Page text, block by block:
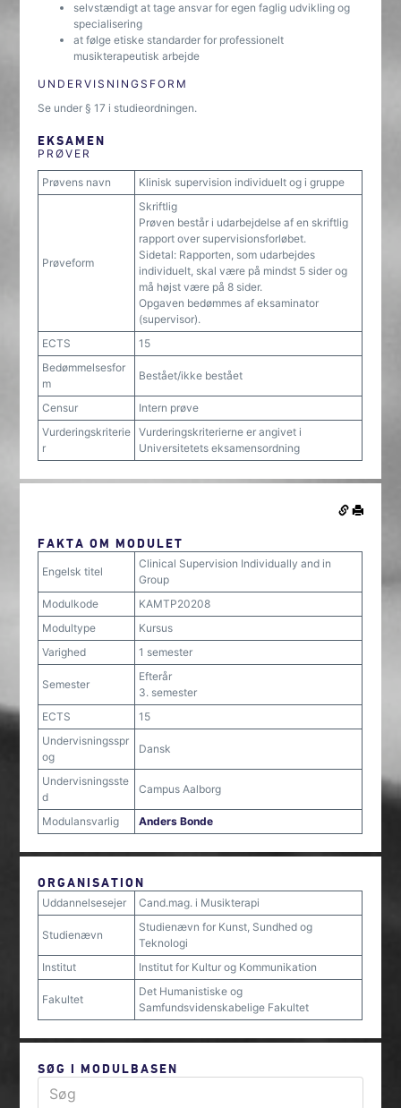
selvstændigt at tage ansvar for egen faglig udvikling og
specialisering
at følge etiske standarder for professionelt
musikterapeutisk arbejde
UNDERVISNINGSFORM
Se under § 17 i studieordningen.
EKSAMEN
PRØVER
Prøvens navn Klinisk supervision individuelt og i gruppe
Prøveform
Skriftlig
Prøven består i udarbejdelse af en skriftlig
rapport over supervisionsforløbet.
Sidetal: Rapporten, som udarbejdes
individuelt, skal være på mindst 5 sider og
må højst være på 8 sider.
Opgaven bedømmes af eksaminator
(supervisor).
ECTS
15
Bedømmelsesfor
m
Bestået/ikke bestået
Censur
Intern prøve
Vurderingskriterie
r
Vurderingskriterierne er angivet i
Universitetets eksamensordning
FAKTA OM MODULET
Engelsk titel
Clinical Supervision Individually and in
Group
Modulkode
KAMTP20208
Modultype
Kursus
Varighed
1 semester
Semester
Efterår
3. semester
ECTS
15
Undervisningsspr
og
Dansk
Undervisningsste
d
Campus Aalborg
Modulansvarlig Anders Bonde
ORGANISATION
Uddannelsesejer Cand.mag. i Musikterapi
Studienævn
Studienævn for Kunst, Sundhed og
Teknologi
Institut
Institut for Kultur og Kommunikation
Fakultet
Det Humanistiske og
Samfundsvidenskabelige Fakultet
SØG I MODULBASEN